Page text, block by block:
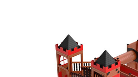
REFERENCES